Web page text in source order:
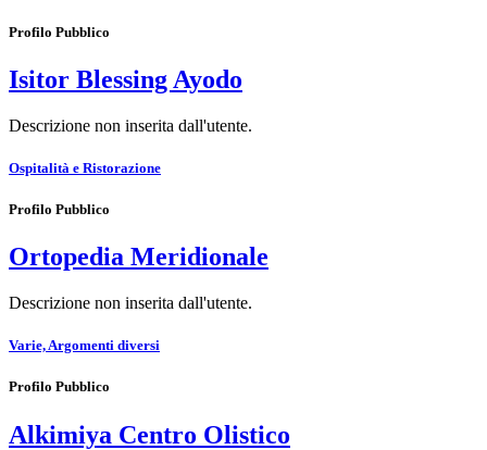
Profilo Pubblico
Isitor Blessing Ayodo
Descrizione non inserita dall'utente.
Ospitalità e Ristorazione
Profilo Pubblico
Ortopedia Meridionale
Descrizione non inserita dall'utente.
Varie, Argomenti diversi
Profilo Pubblico
Alkimiya Centro Olistico